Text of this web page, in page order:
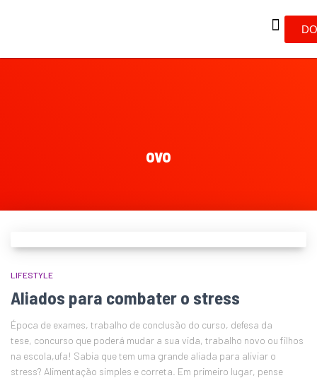
ovo
LIFESTYLE
Aliados para combater o stress
Época de exames, trabalho de conclusão do curso, defesa da
tese, concurso que poderá mudar a sua vida, trabalho novo ou filhos
na escola,ufa! Sabia que tem uma grande aliada para aliviar o
stress? Alimentação simples e correta. Em primeiro lugar, pense